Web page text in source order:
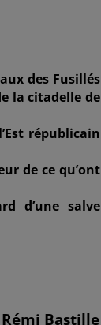
des Fusillés
la citadelle de
républicain
de ce qu’ont
d’une salve
Bastille